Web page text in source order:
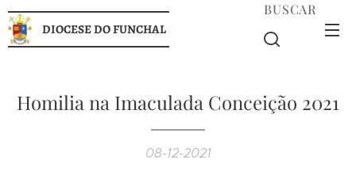
DIOCESE DO FUNCHAL
BUSCAR
Homilia na Imaculada Conceição 2021
08-12-2021